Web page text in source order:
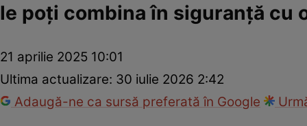
le poți combina în siguranță cu
21 aprilie 2025 10:01
Ultima actualizare: 30 iulie 2026 2:42
Adaugă-ne ca sursă preferată în Google